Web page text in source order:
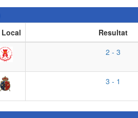
Local Resultat
2 - 3
3 - 1